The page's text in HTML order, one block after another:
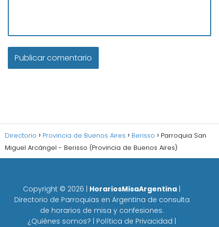
Directorio Provincia de Buenos Aires Berisso
Parroquia San
Miguel Arcángel - Berisso (Provincia de Buenos Aires)
Copyright © 2026 HorariosMisaArgentina
Directorio de Parroquias en Argentina de consulta
de horarios de misa y confesiones.
¿Quiénes somos?
Política de Privacidad